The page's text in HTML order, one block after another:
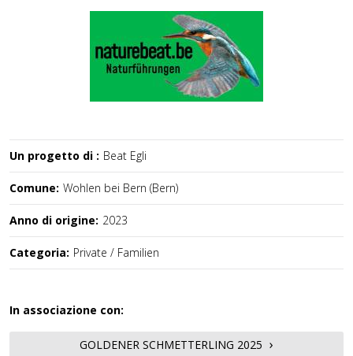
Un progetto di : Beat Egli
Comune: Wohlen bei Bern (Bern)
Anno di origine: 2023
Categoria: Private / Familien
In associazione con:
GOLDENER SCHMETTERLING 2025